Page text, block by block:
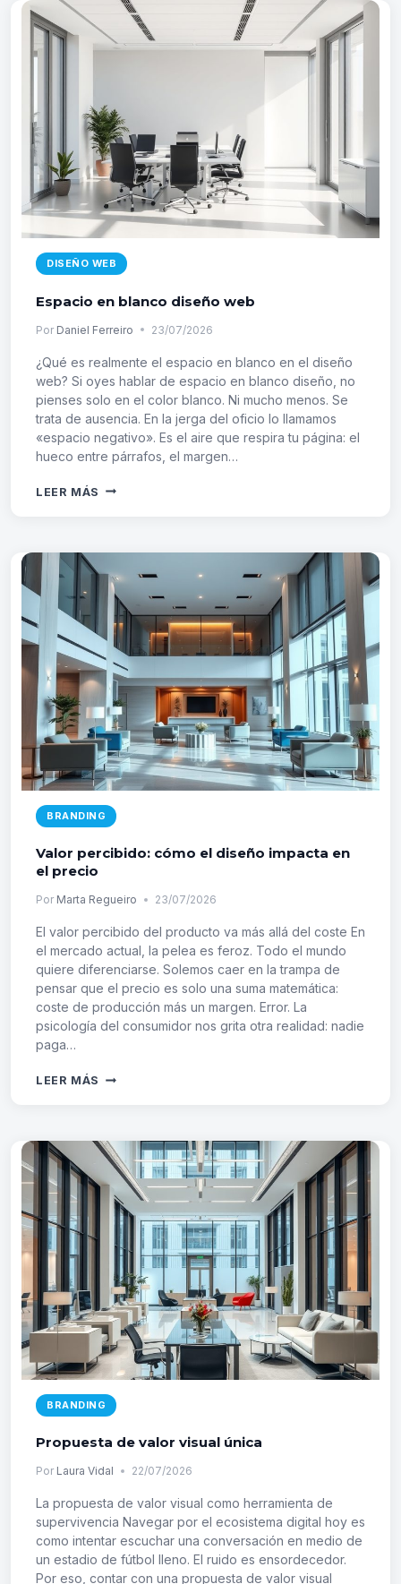
CLAVES
DISEÑO WEB
Espacio en blanco diseño web
Por Daniel Ferreiro 23/07/2026
¿Qué es realmente el espacio en blanco en el diseño
web? Si oyes hablar de espacio en blanco diseño, no
pienses solo en el color blanco. Ni mucho menos. Se
trata de ausencia. En la jerga del oficio lo llamamos
«espacio negativo». Es el aire que respira tu página: el
hueco entre párrafos, el margen…
LEER MÁS ESPACIO
BRANDING
Valor percibido: cómo el diseño impacta en
el precio
Por Marta Regueiro 23/07/2026
El valor percibido del producto va más allá del coste En
el mercado actual, la pelea es feroz. Todo el mundo
quiere diferenciarse. Solemos caer en la trampa de
pensar que el precio es solo una suma matemática:
coste de producción más un margen. Error. La
psicología del consumidor nos grita otra realidad: nadie
paga…
LEER MÁS VALOR
DISEÑO
IMPACTA
EN
EL
PRECIO
BRANDING
Propuesta de valor visual única
Por Laura Vidal 22/07/2026
La propuesta de valor visual como herramienta de
supervivencia Navegar por el ecosistema digital hoy es
como intentar escuchar una conversación en medio de
un estadio de fútbol lleno. El ruido es ensordecedor.
Por eso, contar con una propuesta de valor visual